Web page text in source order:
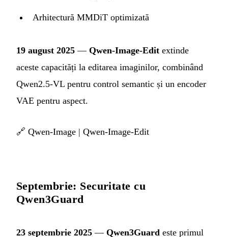
Arhitectură MMDiT optimizată
19 august 2025 — Qwen-Image-Edit extinde
aceste capacități la editarea imaginilor, combinând
Qwen2.5-VL pentru control semantic și un encoder
VAE pentru aspect.
🔗 Qwen-Image | Qwen-Image-Edit
Septembrie: Securitate cu
Qwen3Guard
23 septembrie 2025 — Qwen3Guard este primul